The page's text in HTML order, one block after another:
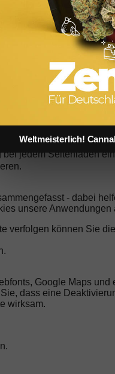
Webseite
und Funktionen
indem Sie Ihre
wenn Sie
Um zu
oder andere
Domain
wird und alle
jedem Seitenladen
- dabei
unsere
verfolgen können Sie
Google Maps
dass eine
wirksam.
Weltmeisterlich!